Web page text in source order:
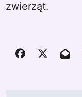
zwierząt.